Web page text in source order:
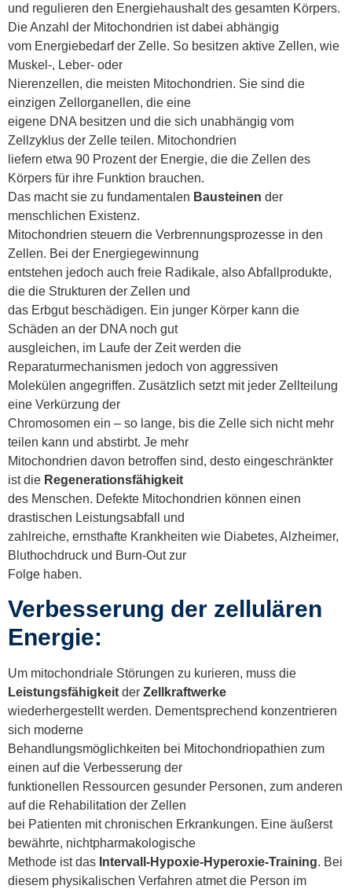
und regulieren den Energiehaushalt des gesamten Körpers.
Die Anzahl der Mitochondrien ist dabei abhängig
vom Energiebedarf der Zelle. So besitzen aktive Zellen, wie
Muskel-, Leber- oder
Nierenzellen, die meisten Mitochondrien. Sie sind die
einzigen Zellorganellen, die eine
eigene DNA besitzen und die sich unabhängig vom
Zellzyklus der Zelle teilen. Mitochondrien
liefern etwa 90 Prozent der Energie, die die Zellen des
Körpers für ihre Funktion brauchen.
Das macht sie zu fundamentalen Bausteinen der
menschlichen Existenz.
Mitochondrien steuern die Verbrennungsprozesse in den
Zellen. Bei der Energiegewinnung
entstehen jedoch auch freie Radikale, also Abfallprodukte,
die die Strukturen der Zellen und
das Erbgut beschädigen. Ein junger Körper kann die
Schäden an der DNA noch gut
ausgleichen, im Laufe der Zeit werden die
Reparaturmechanismen jedoch von aggressiven
Molekülen angegriffen. Zusätzlich setzt mit jeder Zellteilung
eine Verkürzung der
Chromosomen ein – so lange, bis die Zelle sich nicht mehr
teilen kann und abstirbt. Je mehr
Mitochondrien davon betroffen sind, desto eingeschränkter
ist die Regenerationsfähigkeit
des Menschen. Defekte Mitochondrien können einen
drastischen Leistungsabfall und
zahlreiche, ernsthafte Krankheiten wie Diabetes, Alzheimer,
Bluthochdruck und Burn-Out zur
Folge haben.
Verbesserung der zellulären
Energie:
Um mitochondriale Störungen zu kurieren, muss die
Leistungsfähigkeit der Zellkraftwerke
wiederhergestellt werden. Dementsprechend konzentrieren
sich moderne
Behandlungsmöglichkeiten bei Mitochondriopathien zum
einen auf die Verbesserung der
funktionellen Ressourcen gesunder Personen, zum anderen
auf die Rehabilitation der Zellen
bei Patienten mit chronischen Erkrankungen. Eine äußerst
bewährte, nichtpharmakologische
Methode ist das Intervall-Hypoxie-Hyperoxie-Training. Bei
diesem physikalischen Verfahren atmet die Person im